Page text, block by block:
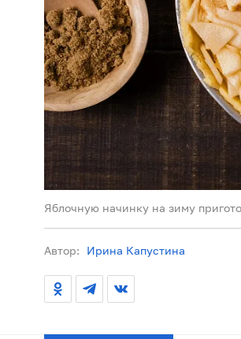
Яблочную начинку на зиму
Автор: Ирина Капустина